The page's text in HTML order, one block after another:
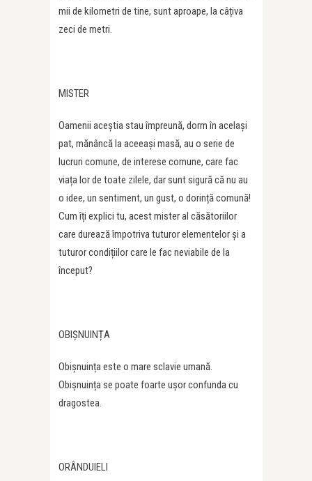
mii de kilometri de tine, sunt aproape, la câțiva
zeci de metri.
MISTER
Oamenii aceștia stau împreună, dorm în același
pat, mănâncă la aceeași masă, au o serie de
lucruri comune, de interese comune, care fac
viața lor de toate zilele, dar sunt sigură că nu au
o idee, un sentiment, un gust, o dorință comună!
Cum îți explici tu, acest mister al căsătoriilor
care durează împotriva tuturor elementelor și a
tuturor condițiilor care le fac neviabile de la
început?
OBIȘNUINȚA
Obișnuința este o mare sclavie umană.
Obișnuința se poate foarte ușor confunda cu
dragostea.
ORÂNDUIELI